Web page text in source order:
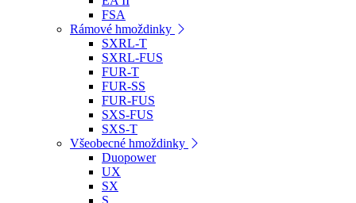
FSA
Rámové hmoždinky
SXRL-T
SXRL-FUS
FUR-T
FUR-SS
FUR-FUS
SXS-FUS
SXS-T
Všeobecné hmoždinky
Duopower
UX
SX
S